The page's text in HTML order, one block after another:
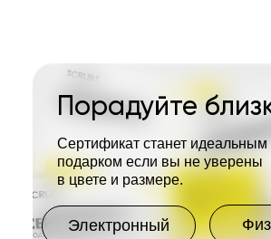
Порадуйте
Сертификат станет идеальным
подарком если вы не уверены
в цвете и размере.
Электронный